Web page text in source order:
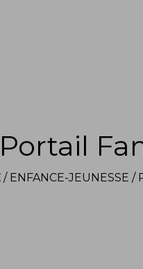
Portail
/ ENFANCE-JEUNESSE /